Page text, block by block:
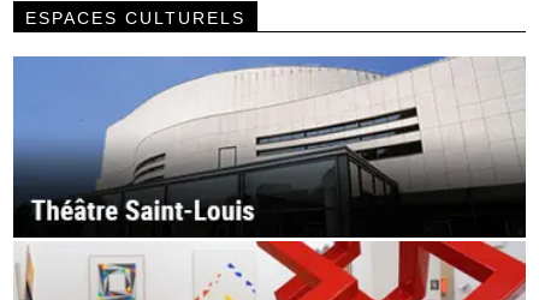
ESPACES CULTURELS